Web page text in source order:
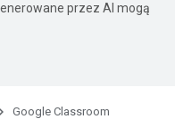
przez AI mogą
Google Classroom